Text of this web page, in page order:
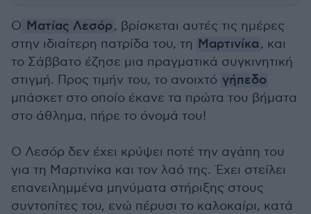
Ο Ματίας Λεσόρ, βρίσκεται αυτές τις ημέρες
στην ιδιαίτερη πατρίδα του, τη Μαρτινίκα, και
το Σάββατο έζησε μια πραγματικά συγκινητική
στιγμή. Προς τιμήν του, το ανοιχτό γήπεδο
μπάσκετ στο οποίο έκανε τα πρώτα του βήματα
στο άθλημα, πήρε το όνομά του!
Ο Λεσόρ δεν έχει κρύψει ποτέ την αγάπη του
για τη Μαρτινίκα και τον λαό της. Έχει στείλει
επανειλημμένα μηνύματα στήριξης στους
συντοπίτες του, ενώ πέρυσι το καλοκαίρι, κατά